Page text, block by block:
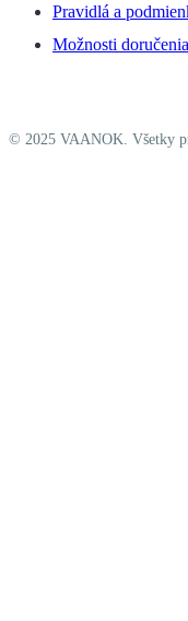
Pravidlá a
Možnosti doručenia
© 2025 VAANOK. Všetky